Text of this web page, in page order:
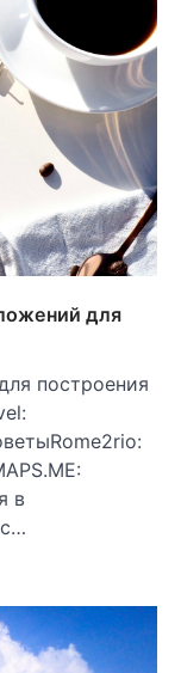
для
построения
в